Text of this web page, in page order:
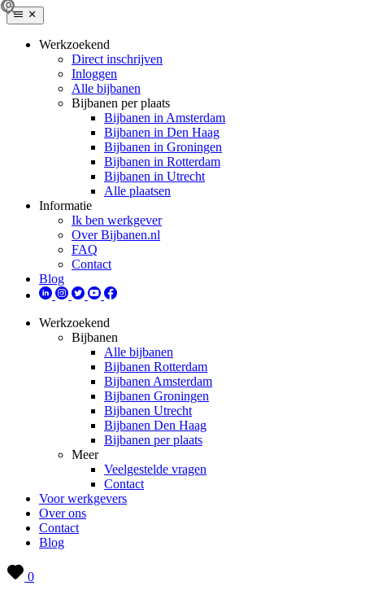
Werkzoekend
Direct inschrijven
Inloggen
Alle bijbanen
Bijbanen per plaats
Bijbanen in Amsterdam
Bijbanen in Den Haag
Bijbanen in Groningen
Bijbanen in Rotterdam
Bijbanen in Utrecht
Alle plaatsen
Informatie
Ik ben werkgever
Over Bijbanen.nl
FAQ
Contact
Blog
Werkzoekend
Bijbanen
Alle bijbanen
Bijbanen Rotterdam
Bijbanen Amsterdam
Bijbanen Groningen
Bijbanen Utrecht
Bijbanen Den Haag
Bijbanen per plaats
Meer
Veelgestelde vragen
Contact
Voor werkgevers
Over ons
Contact
Blog
0